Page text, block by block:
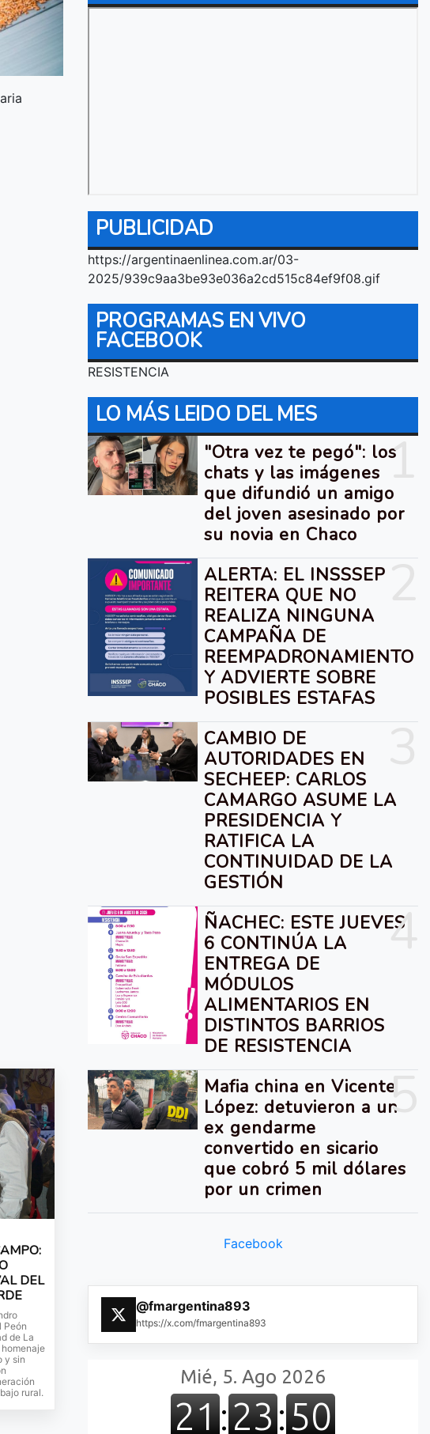
DEL
Peón
de La
y sin
rural.
PUBLICIDAD
https://argentinaenlinea.com.ar/03-
2025/939c9aa3be93e036a2cd515c84ef9f08.gif
PROGRAMAS EN VIVO
FACEBOOK
RESISTENCIA
LO MÁS LEIDO DEL MES
1
"Otra vez te pegó": los
chats y las imágenes
que difundió un amigo
del joven asesinado por
su novia en Chaco
ALERTA: EL INSSSEP
REITERA QUE NO
REALIZA NINGUNA
CAMPAÑA DE
REEMPADRONAMIENTO
Y ADVIERTE SOBRE
POSIBLES ESTAFAS
CAMBIO DE
AUTORIDADES EN
SECHEEP: CARLOS
CAMARGO ASUME LA
PRESIDENCIA Y
RATIFICA LA
CONTINUIDAD DE LA
GESTIÓN
4
ÑACHEC: ESTE JUEVES
6 CONTINÚA LA
ENTREGA DE
MÓDULOS
ALIMENTARIOS EN
DISTINTOS BARRIOS
DE RESISTENCIA
5
Mafia china en Vicente
López: detuvieron a un
ex gendarme
convertido en sicario
que cobró 5 mil dólares
por un crimen
Facebook
@fmargentina893
https://x.com/fmargentina893